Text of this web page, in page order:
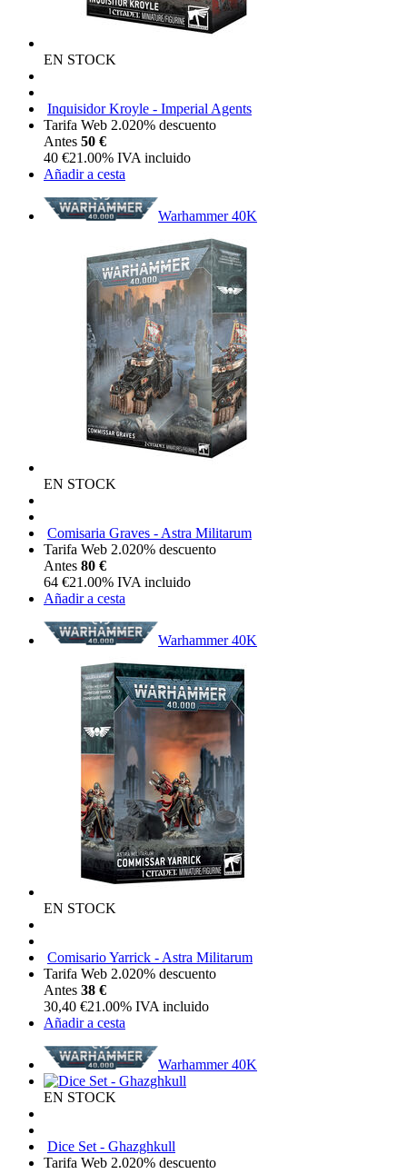
EN STOCK
Inquisidor Kroyle - Imperial Agents
Tarifa Web 2.020% descuento
Antes 50 €
40 €21.00% IVA incluido
Añadir a cesta
Warhammer 40K
EN STOCK
Comisaria Graves - Astra Militarum
Tarifa Web 2.020% descuento
Antes 80 €
64 €21.00% IVA incluido
Añadir a cesta
Warhammer 40K
EN STOCK
Comisario Yarrick - Astra Militarum
Tarifa Web 2.020% descuento
Antes 38 €
30,40 €21.00% IVA incluido
Añadir a cesta
Warhammer 40K
EN STOCK
Dice Set - Ghazghkull
Tarifa Web 2.020% descuento